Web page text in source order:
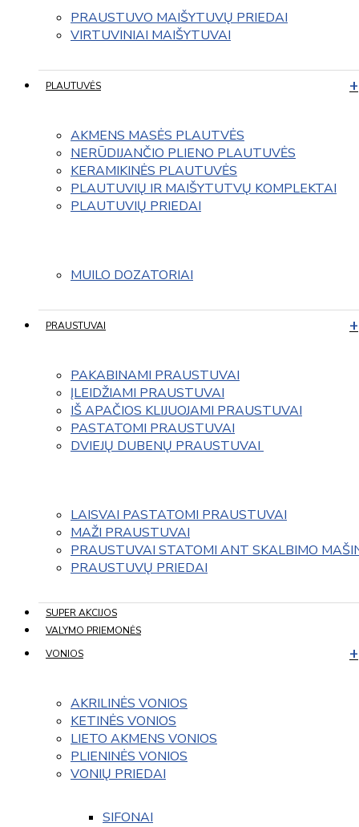
PRAUSTUVO MAIŠYTUVŲ PRIEDAI
VIRTUVINIAI MAIŠYTUVAI
PLAUTUVĖS
AKMENS MASĖS PLAUTVĖS
NERŪDIJANČIO PLIENO PLAUTUVĖS
KERAMIKINĖS PLAUTUVĖS
PLAUTUVIŲ IR MAIŠYTUTVŲ KOMPLEKTAI
PLAUTUVIŲ PRIEDAI
MUILO DOZATORIAI
PRAUSTUVAI
PAKABINAMI PRAUSTUVAI
ĮLEIDŽIAMI PRAUSTUVAI
IŠ APAČIOS KLIJUOJAMI PRAUSTUVAI
PASTATOMI PRAUSTUVAI
DVIEJŲ DUBENŲ PRAUSTUVAI
LAISVAI PASTATOMI PRAUSTUVAI
MAŽI PRAUSTUVAI
PRAUSTUVAI STATOMI ANT SKALBIMO
PRAUSTUVŲ PRIEDAI
SUPER AKCIJOS
VALYMO PRIEMONĖS
VONIOS
AKRILINĖS VONIOS
KETINĖS VONIOS
LIETO AKMENS VONIOS
PLIENINĖS VONIOS
VONIŲ PRIEDAI
SIFONAI